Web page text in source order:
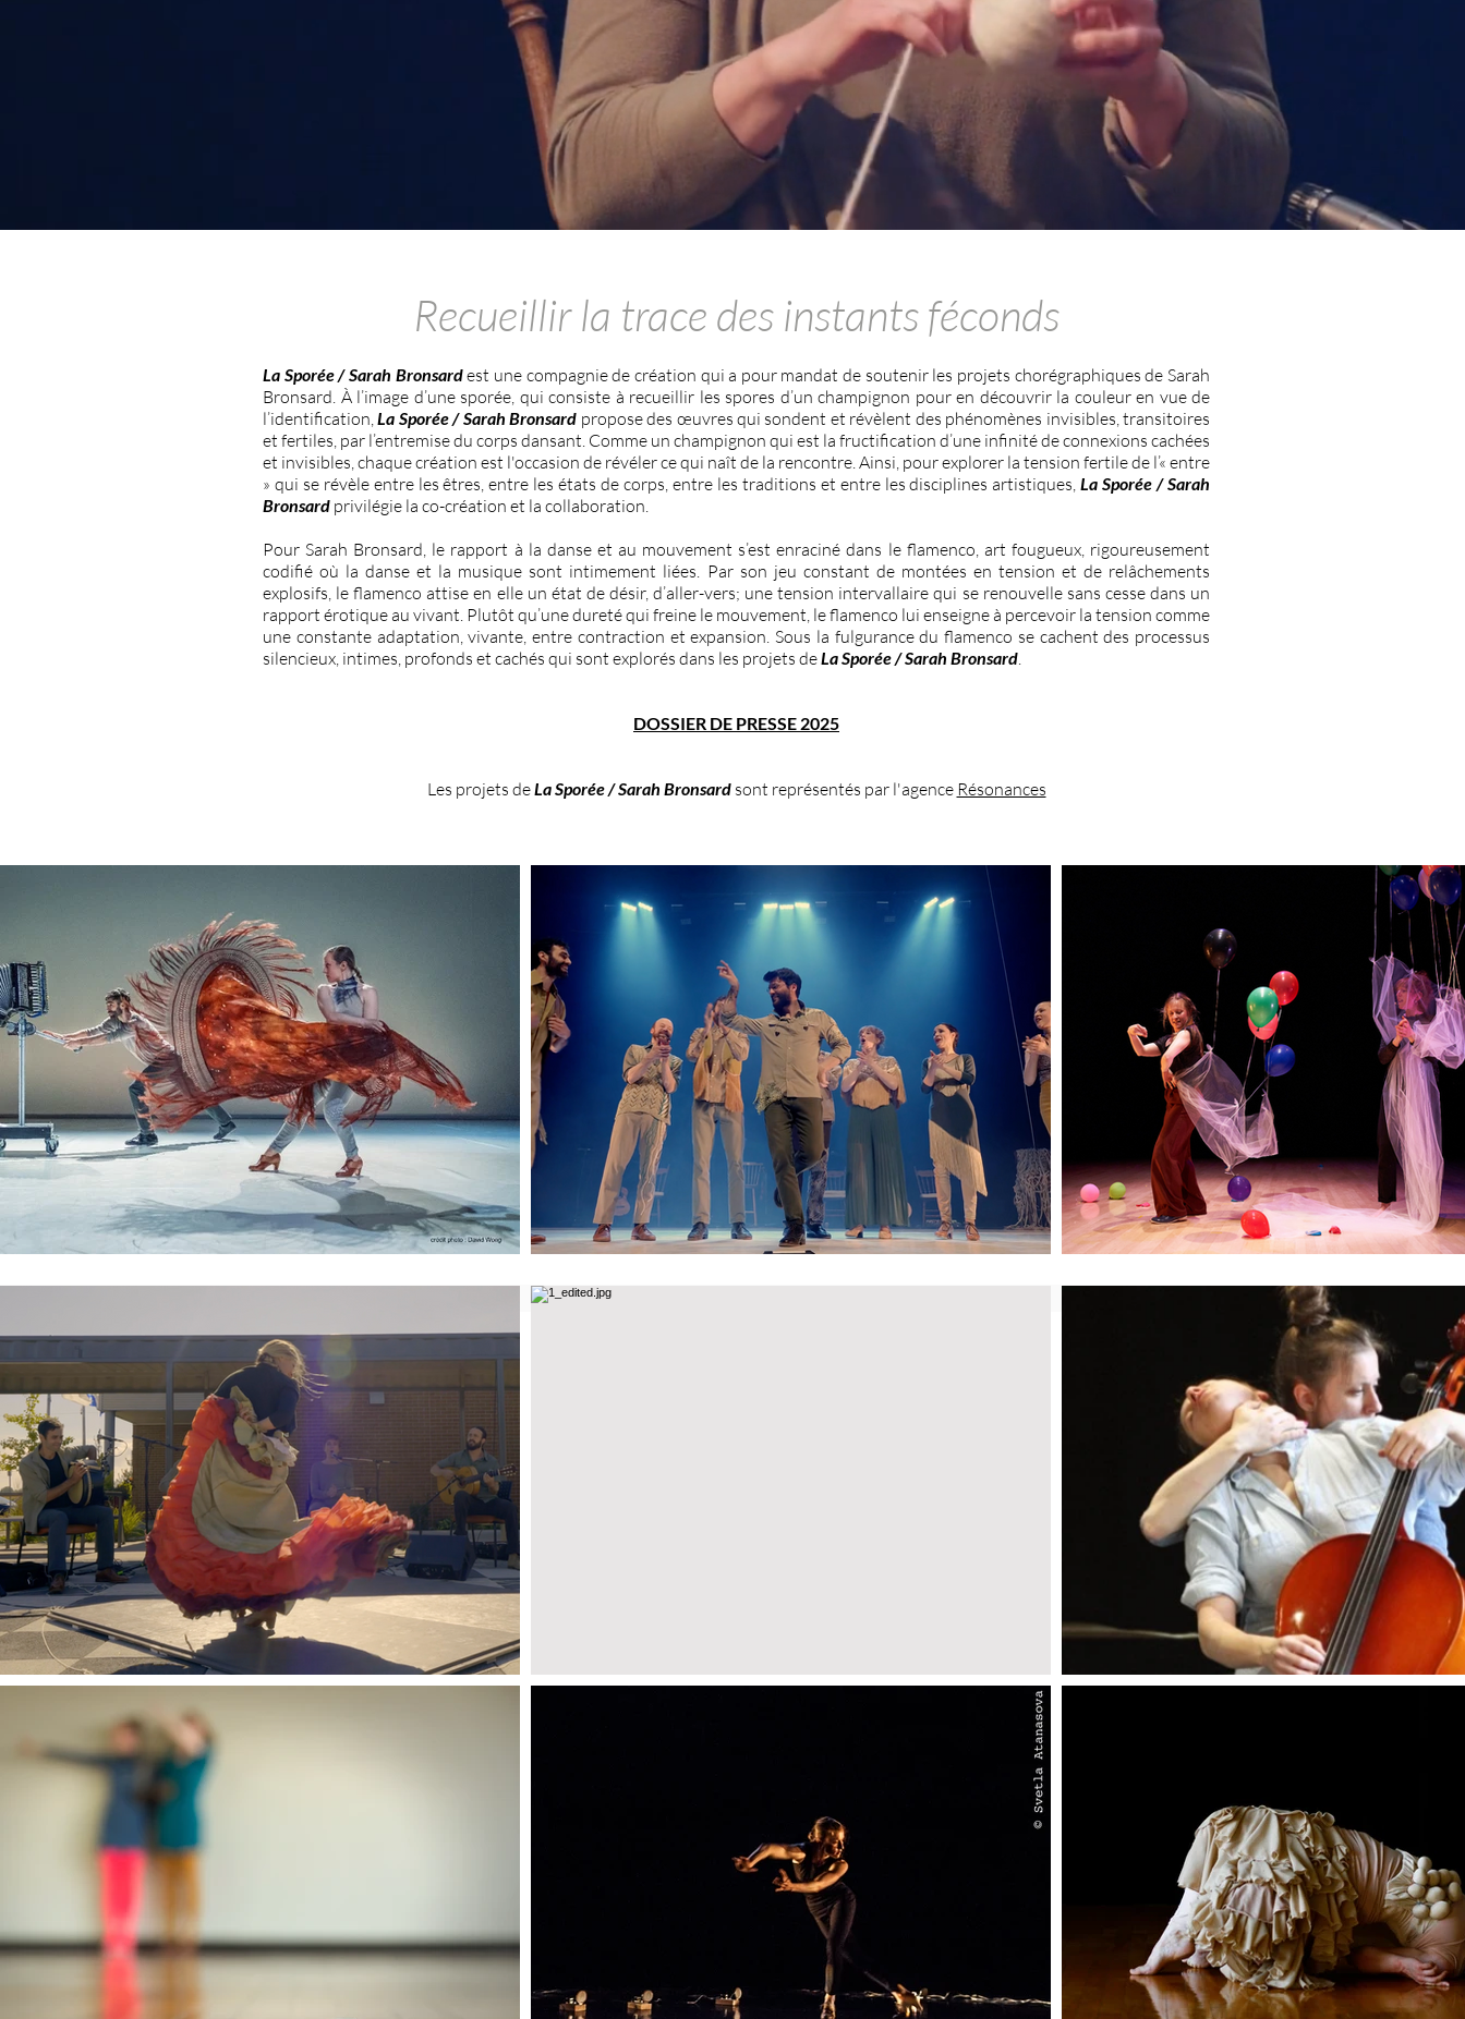
Recueillir la trace des instants féconds
La Sporée / Sarah Bronsardest une compagnie de création qui a pour mandat de soutenir les projets chorégraphiques de Sarah
Bronsard. À l’image d’une sporée, qui consiste à recueillir les spores d’un champignon pour en découvrir la couleur en vue de
l’identification,La Sporée / Sarah Bronsard propose des œuvres qui sondent et révèlent des phénomènes invisibles, transitoires
et fertiles, par l’entremise du corps dansant. Comme un champignon qui est la fructification d’une infinité de connexions cachées
et invisibles, chaque création est l'occasion de révéler ce qui naît de la rencontre. Ainsi, pour explorer la tension fertile de l’« entre
» qui se révèle entre les êtres, entre les états de corps, entre les traditions et entre les disciplines artistiques,La Sporée / Sarah
Bronsard privilégie la co-création et la collaboration.
Pour Sarah Bronsard, le rapport à la danse et au mouvement s’est enraciné dans le flamenco, art fougueux, rigoureusement
codifié où la danse et la musique sont intimement liées. Par son jeu constant de montées en tension et de relâchements
explosifs, le flamenco attise en elle un état de désir, d’aller-vers; une tension intervallaire qui se renouvelle sans cesse dans un
rapport érotique au vivant. Plutôt qu’une dureté qui freine le mouvement, le flamenco lui enseigne à percevoir la tension comme
une constante adaptation, vivante, entre contraction et expansion. Sous la fulgurance du flamenco se cachent des processus
silencieux, intimes, profonds et cachés qui sont explorés dans les projets deLa Sporée / Sarah Bronsard.
DOSSIER DE PRESSE 2025
Les projets deLa Sporée / Sarah Bronsardsont représentés par l'agence Résonances